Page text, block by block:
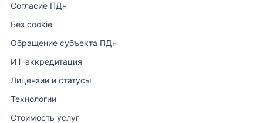
Согласие ПДн
Без cookie
Обращение субъекта ПДн
ИТ-аккредитация
Лицензии и статусы
Технологии
Стоимость услуг